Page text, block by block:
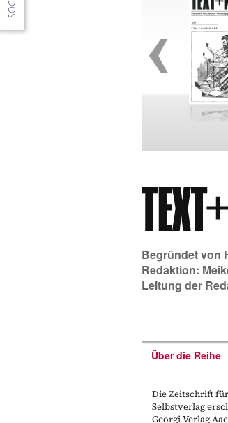
Begründet von
Redaktion:
Leitung der
Über die Reihe
Die Zeitschrift
Selbstverlag
Georgi Verlag